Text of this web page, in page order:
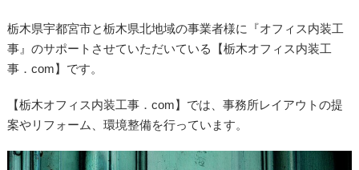
栃木県宇都宮市と栃木県北地域の事業者様に『オフィス内装工
事』のサポートさせていただいている【栃木オフィス内装工
事．com】です。
【栃木オフィス内装工事．com】では、事務所レイアウトの提
案やリフォーム、環境整備を行っています。